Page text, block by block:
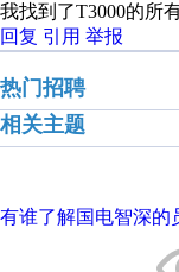
我找到了T3000的所
回复 引用 举报
热门招聘
相关主题
有谁了解国电智深的